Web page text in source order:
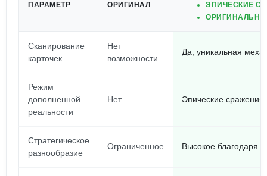
ПАРАМЕТР ОРИГИНАЛ
ЭПИЧЕСКИЕ
Сканирование
карточек
Нет
возможности
Да, уникальная
Режим
дополненной
реальности
Нет Эпические сражения
Стратегическое
разнообразие
Ограниченное Высокое благодаря